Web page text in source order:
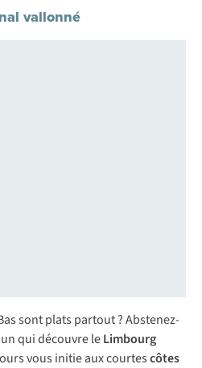
vallonné
sont plats partout ? Abstenez-
qui découvre leLimbourg
vous initie aux courtescôtes